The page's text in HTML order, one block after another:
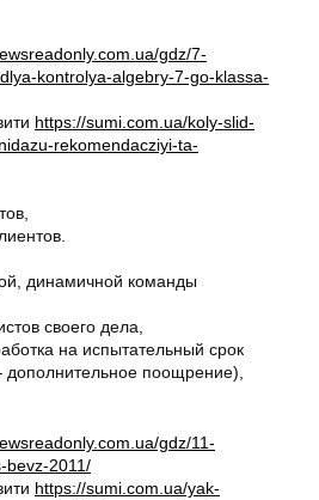
gdz/7-
kontrolya-algebry-7-go-klassa-
https://sumi.com.ua/koly-slid-
rekomendacziyi-ta-
динамичной команды
своего дела,
на испытательный срок
дополнительное поощрение),
gdz/11-
bevz-2011/
https://sumi.com.ua/yak-